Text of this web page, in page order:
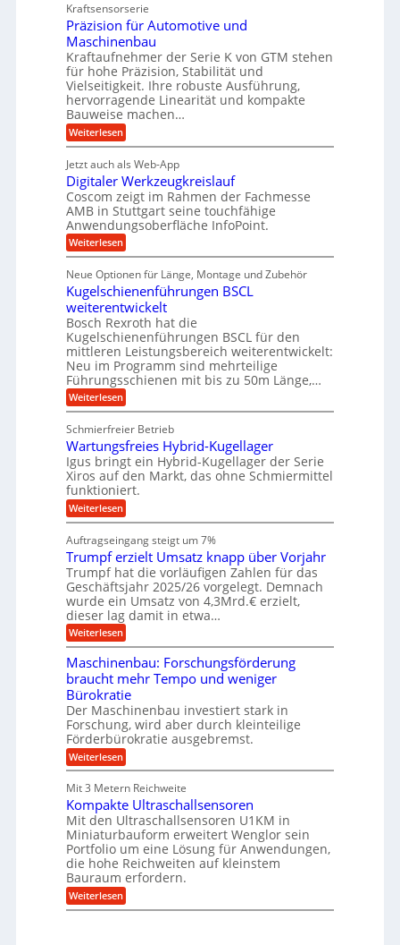
i
n
d
e
t
r
i
e
b
e
f
ü
r
r
a
e
U
m
g
e
b
u
n
g
e
n
n
d
A
u
f
t
r
a
s
e
i
n
g
a
n
g
l
o
s
e
,
w
e
n
i
g
e
r
S
t
e
l
e
n
h
n
s
t
a
n
g
e
n
g
e
t
r
i
e
b
e
f
ü
r
r
ä
z
i
s
e
H
u
b
b
e
w
e
g
u
n
g
e
n
Kraftsensorserie
Präzision für Automotive und
Maschinenbau
Kraftaufnehmer der Serie K von GTM stehen
für hohe Präzision, Stabilität und
Vielseitigkeit. Ihre robuste Ausführung,
hervorragende Linearität und kompakte
Bauweise machen…
Weiterlesen:
P
ä
z
i
s
i
o
n
f
r
A
u
t
o
m
o
t
i
v
e
n
d
M
a
s
c
h
i
e
n
b
a
u
Jetzt auch als Web-App
Digitaler Werkzeugkreislauf
Coscom zeigt im Rahmen der Fachmesse
AMB in Stuttgart seine touchfähige
Anwendungsoberfläche InfoPoint.
Weiterlesen:
D
g
i
t
a
l
e
r
W
e
r
k
z
e
u
g
k
r
e
i
s
a
u
f
Neue Optionen für Länge, Montage und Zubehör
Kugelschienenführungen BSCL
weiterentwickelt
Bosch Rexroth hat die
Kugelschienenführungen BSCL für den
mittleren Leistungsbereich weiterentwickelt:
Neu im Programm sind mehrteilige
Führungsschienen mit bis zu 50m Länge,…
Weiterlesen:
K
g
e
l
s
c
h
i
e
e
n
f
ü
h
r
u
n
g
e
n
B
S
C
L
w
e
i
t
e
e
n
t
w
i
c
k
e
l
Schmierfreier Betrieb
Wartungsfreies Hybrid-Kugellager
Igus bringt ein Hybrid-Kugellager der Serie
Xiros auf den Markt, das ohne Schmiermittel
funktioniert.
Weiterlesen:
W
r
t
u
n
g
s
f
r
e
e
s
H
y
b
r
i
d
-
u
g
e
l
l
a
g
e
r
Auftragseingang steigt um 7%
Trumpf erzielt Umsatz knapp über Vorjahr
Trumpf hat die vorläufigen Zahlen für das
Geschäftsjahr 2025/26 vorgelegt. Demnach
wurde ein Umsatz von 4,3Mrd.€ erzielt,
dieser lag damit in etwa…
Weiterlesen:
T
u
m
p
f
e
r
z
i
e
t
U
m
s
a
t
z
k
n
a
Maschinenbau: Forschungsförderung
braucht mehr Tempo und weniger
Bürokratie
Der Maschinenbau investiert stark in
Forschung, wird aber durch kleinteilige
Förderbürokratie ausgebremst.
Weiterlesen:
M
s
c
h
i
n
e
n
b
a
u
Mit 3 Metern Reichweite
Kompakte Ultraschallsensoren
Mit den Ultraschallsensoren U1KM in
Miniaturbauform erweitert Wenglor sein
Portfolio um eine Lösung für Anwendungen,
die hohe Reichweiten auf kleinstem
Bauraum erfordern.
Weiterlesen:
K